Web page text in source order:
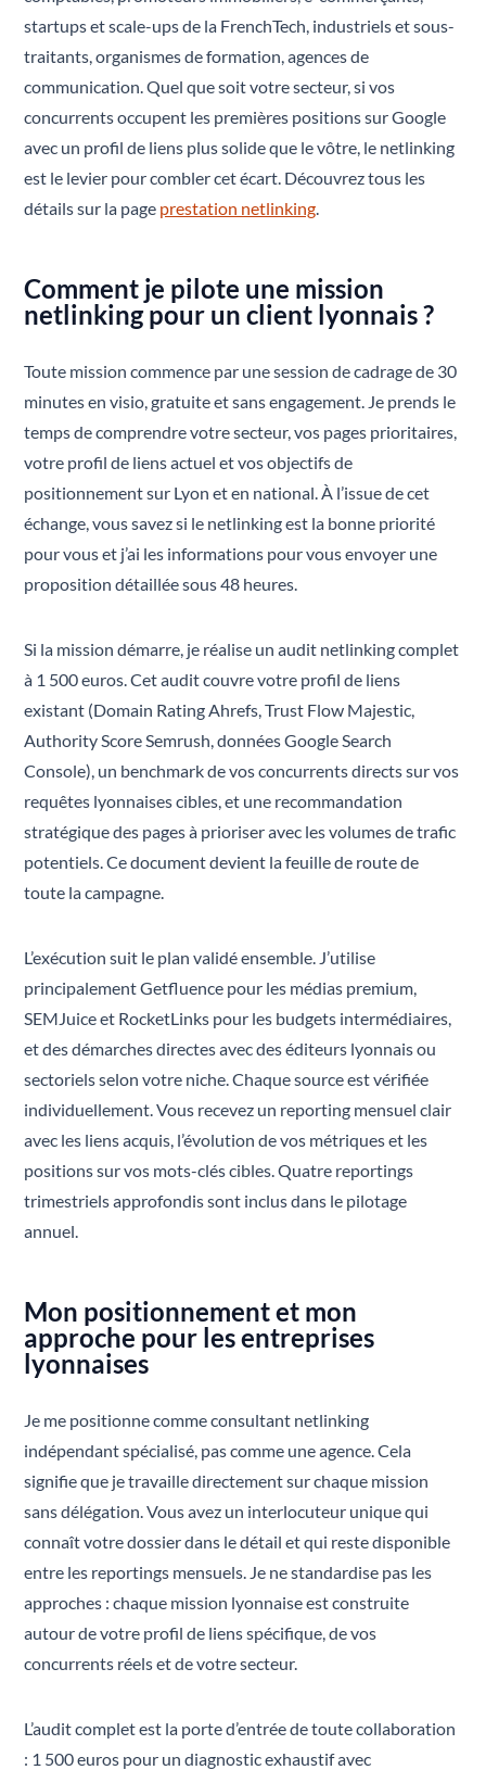
startups et scale-ups de la FrenchTech, industriels et sous-
traitants, organismes de formation, agences de
communication. Quel que soit votre secteur, si vos
concurrents occupent les premières positions sur Google
avec un profil de liens plus solide que le vôtre, le netlinking
est le levier pour combler cet écart. Découvrez tous les
détails sur la page prestation netlinking
Comment je pilote une mission
netlinking pour un client lyonnais ?
Toute mission commence par une session de cadrage de 30
minutes en visio, gratuite et sans engagement. Je prends le
temps de comprendre votre secteur, vos pages prioritaires,
votre profil de liens actuel et vos objectifs de
positionnement sur Lyon et en national. À l’issue de cet
échange, vous savez si le netlinking est la bonne priorité
pour vous et j’ai les informations pour vous envoyer une
proposition détaillée sous 48 heures.
Si la mission démarre, je réalise un audit netlinking complet
à 1 500 euros. Cet audit couvre votre profil de liens
existant (Domain Rating Ahrefs, Trust Flow Majestic,
Authority Score Semrush, données Google Search
Console), un benchmark de vos concurrents directs sur vos
requêtes lyonnaises cibles, et une recommandation
stratégique des pages à prioriser avec les volumes de trafic
potentiels. Ce document devient la feuille de route de
toute la campagne.
L’exécution suit le plan validé ensemble. J’utilise
principalement Getfluence pour les médias premium,
SEMJuice et RocketLinks pour les budgets intermédiaires,
et des démarches directes avec des éditeurs lyonnais ou
sectoriels selon votre niche. Chaque source est vérifiée
individuellement. Vous recevez un reporting mensuel clair
avec les liens acquis, l’évolution de vos métriques et les
positions sur vos mots-clés cibles. Quatre reportings
trimestriels approfondis sont inclus dans le pilotage
annuel.
Mon positionnement et mon
approche pour les entreprises
lyonnaises
Je me positionne comme consultant netlinking
indépendant spécialisé, pas comme une agence. Cela
signifie que je travaille directement sur chaque mission
sans délégation. Vous avez un interlocuteur unique qui
connaît votre dossier dans le détail et qui reste disponible
entre les reportings mensuels. Je ne standardise pas les
approches : chaque mission lyonnaise est construite
autour de votre profil de liens spécifique, de vos
concurrents réels et de votre secteur.
L’audit complet est la porte d’entrée de toute collaboration
: 1 500 euros pour un diagnostic exhaustif avec